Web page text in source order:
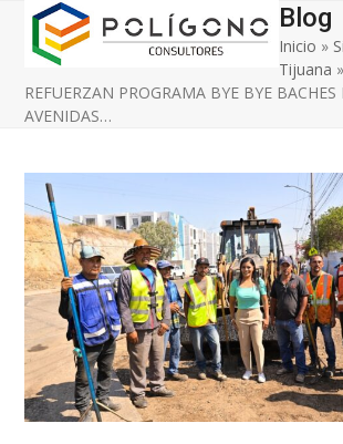
Skip
content
Open
mobile
menu
Close
mobile
menu
Blog
Inicio »
Tijuana
REFUERZAN PROGRAMA BYE BYE
AVENIDAS…